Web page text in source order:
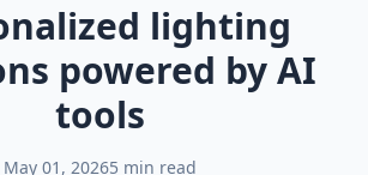
lighting
powered by AI
tools
May 01, 20265 min read